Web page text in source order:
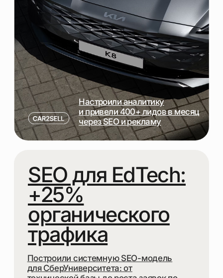
ПОНЯТНЫЙ ПРОЦЕСС И
ОТЧЁТНОСТЬ ПО
РЫНКАМ
Что вы получите
продвижения
SEO-СТРАТЕГИЮ
ДЛЯ ЛОКАЛЬНОГО И ВНЕШНИХ
РЫНКОВ